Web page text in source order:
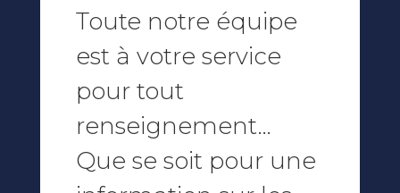
Toute notre équipe
est à votre service
pour tout
renseignement…
Que se soit pour une